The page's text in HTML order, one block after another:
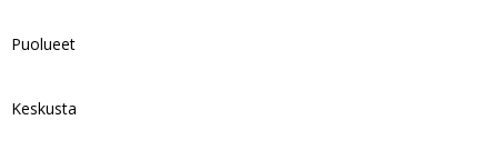
Puolueet
Keskusta